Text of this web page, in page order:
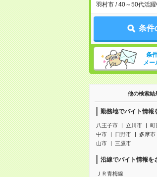
羽村市 / 40～50代活躍
条件
条
メ
他の検索結
勤務地でバイト情報
八王子市 立川市 町
中市
日野市 多摩市
山市
三鷹市
沿線でバイト情報を
ＪＲ青梅線